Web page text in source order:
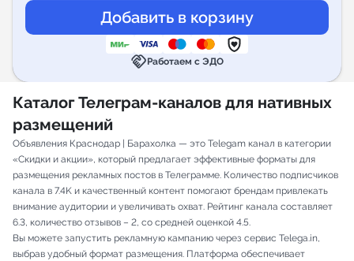
handshakeРаботаем с ЭДО
Каталог Телеграм-каналов для нативных
размещений
Объявления Краснодар | Барахолка — это Telegam канал в категории
«Скидки и акции», который предлагает эффективные форматы для
размещения рекламных постов в Телеграмме. Количество подписчиков
канала в 7.4K и качественный контент помогают брендам привлекать
внимание аудитории и увеличивать охват. Рейтинг канала составляет
6.3, количество отзывов – 2, со средней оценкой 4.5.
Вы можете запустить рекламную кампанию через сервис Telega.in,
выбрав удобный формат размещения. Платформа обеспечивает